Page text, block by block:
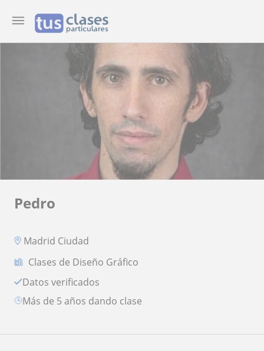
Pedro
Madrid Ciudad
Clases de Diseño Gráfico
Datos verificados
más de 5 años dando clase